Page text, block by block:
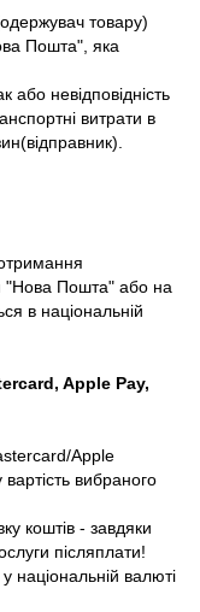
товару)
Пошта", яка
невідповідність
витрати в
"Нова Пошта" або на
в національній
Apple Pay,
Apple
вибраного
коштів - завдяки
післяплати!
національній валюті